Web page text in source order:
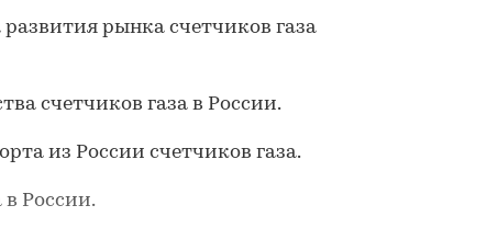
рынка счетчиков газа
счетчиков газа в России.
из России счетчиков газа.
в России.